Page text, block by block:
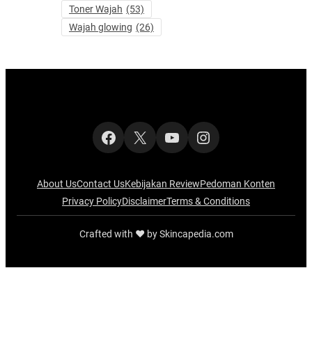
Toner Wajah (53)
Wajah glowing (26)
Facebook
X YouTubeInstagram
About UsContact UsKebijakan ReviewPedoman Konten
Privacy PolicyDisclaimerTerms & Conditions
Crafted with ‪‪❤︎‬ by Skincapedia.com